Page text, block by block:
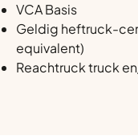
VCA Basis
Geldig heftruck-
equivalent)
Reachtruck truck